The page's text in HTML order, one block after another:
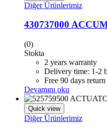
Diğer Ürünlerimiz
430737000
(0)
Stokta
2 years warranty
Delivery time: 1-2
Free 90 days return
Devamını oku
Quick view
Diğer Ürünlerimiz